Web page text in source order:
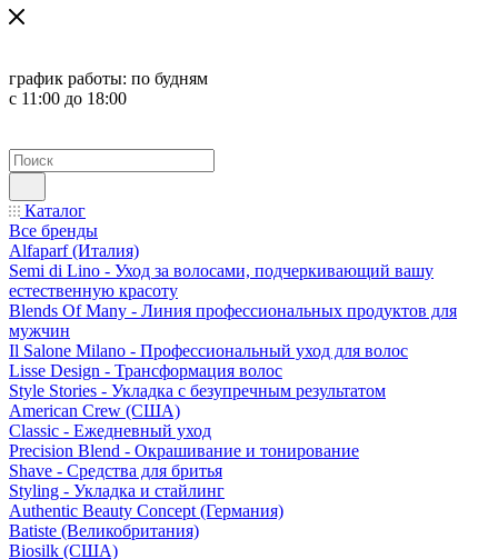
график работы: по будням
с 11:00 до 18:00
Каталог
Все бренды
Alfaparf (Италия)
Semi di Lino - Уход за волосами, подчеркивающий вашу
естественную красоту
Blends Of Many - Линия профессиональных продуктов для
мужчин
Il Salone Milano - Профессиональный уход для волос
Lisse Design - Трансформация волос
Style Stories - Укладка с безупречным результатом
American Crew (США)
Classic - Ежедневный уход
Precision Blend - Окрашивание и тонирование
Shave - Средства для бритья
Styling - Укладка и стайлинг
Authentic Beauty Concept (Германия)
Batiste (Великобритания)
Biosilk (США)